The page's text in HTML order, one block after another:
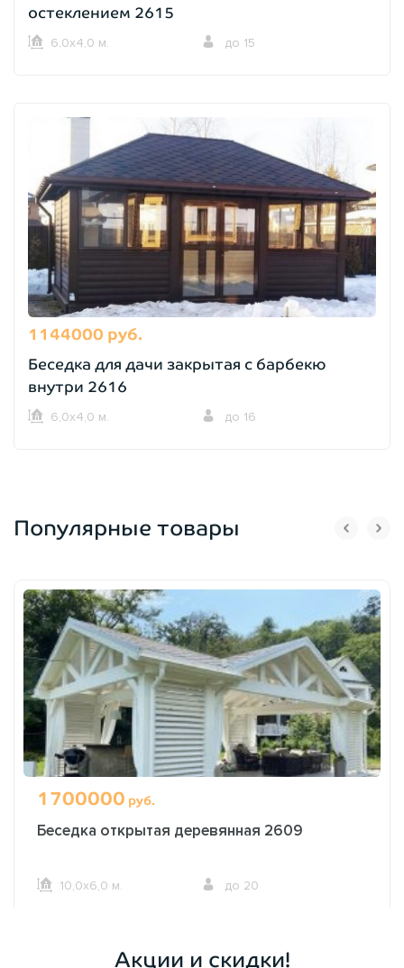
остеклением 2615
6,0х4,0 м. до 15
1144000 руб.
Беседка для дачи закрытая с барбекю
внутри 2616
6,0х4,0 м. до 16
Популярные товары
1700000 руб.
Беседка открытая деревянная 2609
10,0х6,0 м. до 20
Акции и скидки!